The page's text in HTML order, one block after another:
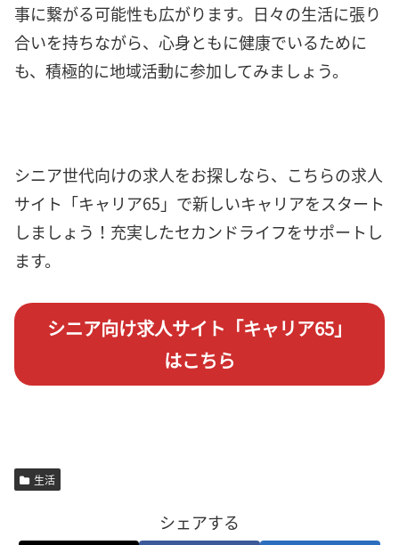
事に繋がる可能性も広がります。日々の生活に張り
合いを持ちながら、心身ともに健康でいるために
も、積極的に地域活動に参加してみましょう。
シニア世代向けの求人をお探しなら、こちらの求人
サイト「キャリア65」で新しいキャリアをスタート
しましょう！充実したセカンドライフをサポートし
ます。
シニア向け求人サイト「キャリア65」
はこちら
生活
シェアする